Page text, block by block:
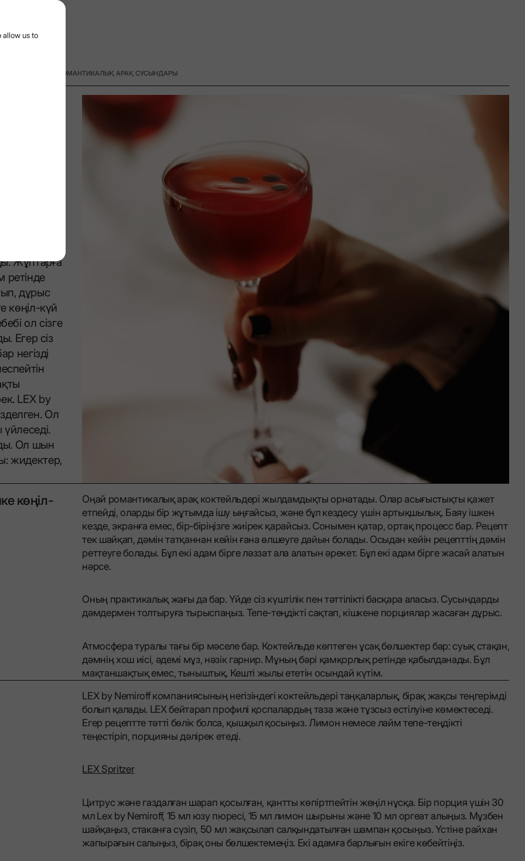
allow us to
АРНАЛҒАН РОМАНТИКАЛЫҚ АРАҚ СУСЫНДАРЫ
Жұптарға
ретінде
дұрыс
көңіл-күй
ол сізге
Егер сіз
негізді
LEX by
Ол
Ол шын
жидектер,
көңіл-
Оңай романтикалық арақ коктейльдері жылдамдықты орнатады. Олар асығыстықты қажет
етпейді, оларды бір жұтымда ішу ыңғайсыз, және бұл кездесу үшін артықшылық. Баяу ішкен
кезде, экранға емес, бір-біріңізге жиірек қарайсыз. Сонымен қатар, ортақ процесс бар. Рецепт
тек шайқап, дәмін татқаннан кейін ғана өлшеуге дайын болады. Осыдан кейін рецепттің дәмін
реттеуге болады. Бұл екі адам бірге ләззат ала алатын әрекет. Бұл екі адам бірге жасай алатын
нәрсе.
Оның практикалық жағы да бар. Үйде сіз күштілік пен тәттілікті басқара аласыз. Сусындарды
дәмдермен толтыруға тырыспаңыз. Тепе-теңдікті сақтап, кішкене порциялар жасаған дұрыс.
Атмосфера туралы тағы бір мәселе бар. Коктейльде көптеген ұсақ бөлшектер бар: суық стақан,
дәмнің хош иісі, әдемі мұз, нәзік гарнир. Мұның бәрі қамқорлық ретінде қабылданады. Бұл
мақтаншақтық емес, тыныштық. Кешті жылы ететін осындай күтім.
LEX by Nemiroff компаниясының негізіндегі коктейльдері таңқаларлық, бірақ жақсы теңгерімді
болып қалады. LEX бейтарап профилі қоспалардың таза және тұзсыз естілуіне көмектеседі.
Егер рецептте тәтті бөлік болса, қышқыл қосыңыз. Лимон немесе лайм тепе-теңдікті
теңестіріп, порцияны дәлірек етеді.
LEX Spritzer
Цитрус және газдалған шарап қосылған, қантты көпіртпейтін жеңіл нұсқа. Бір порция үшін 30
мл Lex by Nemiroff, 15 мл юзу пюресі, 15 мл лимон шырыны және 10 мл оргеат алыңыз. Мұзбен
шайқаңыз, стаканға сүзіп, 50 мл жақсылап салқындатылған шампан қосыңыз. Үстіне райхан
жапырағын салыңыз, бірақ оны бөлшектемеңіз. Екі адамға барлығын екіге көбейтіңіз.